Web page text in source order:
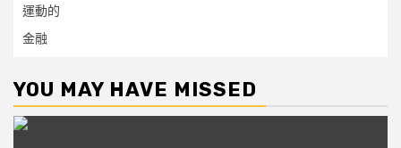
運動的
金融
YOU MAY HAVE MISSED